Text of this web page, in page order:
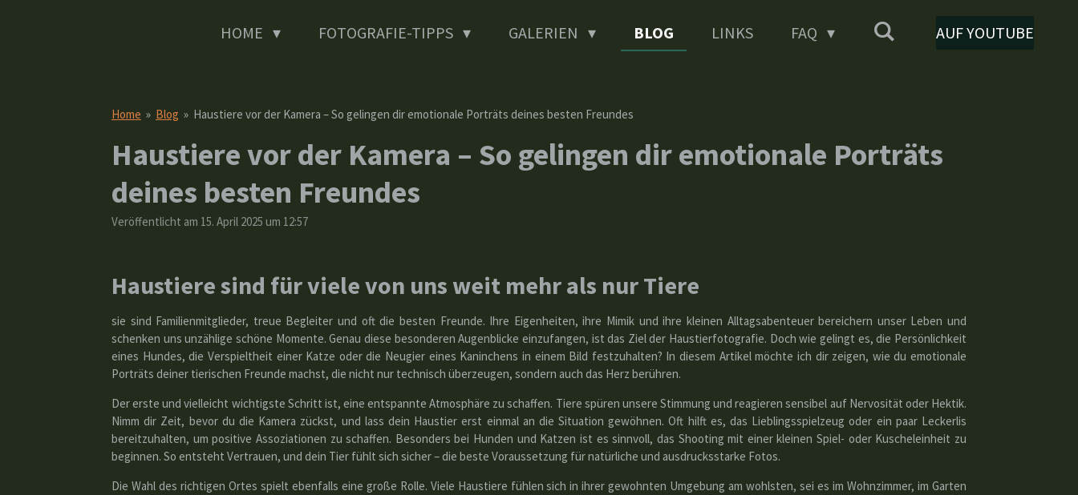
HOME FOTOGRAFIE-TIPPS GALERIEN BLOG LINKS FAQ AUF YOUTUBE
Home » Blog » Haustiere vor der Kamera – So gelingen dir emotionale Porträts deines besten Freundes
Haustiere vor der Kamera – So gelingen dir emotionale Porträts
deines besten Freundes
Veröffentlicht am 15. April 2025 um 12:57
Haustiere sind für viele von uns weit mehr als nur Tiere
sie sind Familienmitglieder, treue Begleiter und oft die besten Freunde. Ihre Eigenheiten, ihre Mimik und ihre kleinen Alltagsabenteuer bereichern unser Leben und
schenken uns unzählige schöne Momente. Genau diese besonderen Augenblicke einzufangen, ist das Ziel der Haustierfotografie. Doch wie gelingt es, die Persönlichkeit
eines Hundes, die Verspieltheit einer Katze oder die Neugier eines Kaninchens in einem Bild festzuhalten? In diesem Artikel möchte ich dir zeigen, wie du emotionale
Porträts deiner tierischen Freunde machst, die nicht nur technisch überzeugen, sondern auch das Herz berühren.
Der erste und vielleicht wichtigste Schritt ist, eine entspannte Atmosphäre zu schaffen. Tiere spüren unsere Stimmung und reagieren sensibel auf Nervosität oder Hektik.
Nimm dir Zeit, bevor du die Kamera zückst, und lass dein Haustier erst einmal an die Situation gewöhnen. Oft hilft es, das Lieblingsspielzeug oder ein paar Leckerlis
bereitzuhalten, um positive Assoziationen zu schaffen. Besonders bei Hunden und Katzen ist es sinnvoll, das Shooting mit einer kleinen Spiel- oder Kuscheleinheit zu
beginnen. So entsteht Vertrauen, und dein Tier fühlt sich sicher – die beste Voraussetzung für natürliche und ausdrucksstarke Fotos.
Die Wahl des richtigen Ortes spielt ebenfalls eine große Rolle. Viele Haustiere fühlen sich in ihrer gewohnten Umgebung am wohlsten, sei es im Wohnzimmer, im Garten